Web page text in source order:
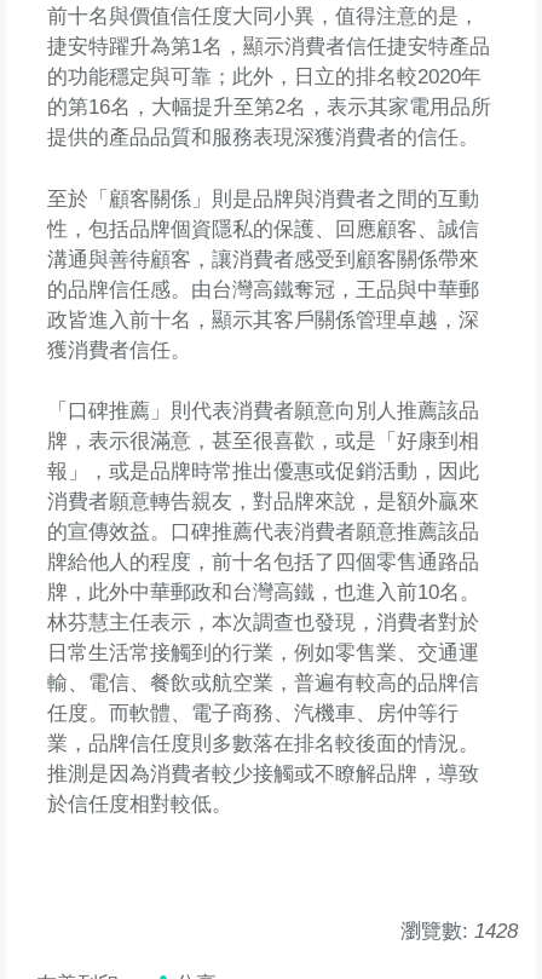
前十名與價值信任度大同小異，值得注意的是，
捷安特躍升為第1名，顯示消費者信任捷安特產品
的功能穩定與可靠；此外，日立的排名較2020年
的第16名，大幅提升至第2名，表示其家電用品所
提供的產品品質和服務表現深獲消費者的信任。
至於「顧客關係」則是品牌與消費者之間的互動
性，包括品牌個資隱私的保護、回應顧客、誠信
溝通與善待顧客，讓消費者感受到顧客關係帶來
的品牌信任感。由台灣高鐵奪冠，王品與中華郵
政皆進入前十名，顯示其客戶關係管理卓越，深
獲消費者信任。
「口碑推薦」則代表消費者願意向別人推薦該品
牌，表示很滿意，甚至很喜歡，或是「好康到相
報」，或是品牌時常推出優惠或促銷活動，因此
消費者願意轉告親友，對品牌來說，是額外贏來
的宣傳效益。口碑推薦代表消費者願意推薦該品
牌給他人的程度，前十名包括了四個零售通路品
牌，此外中華郵政和台灣高鐵，也進入前10名。
林芬慧主任表示，本次調查也發現，消費者對於
日常生活常接觸到的行業，例如零售業、交通運
輸、電信、餐飲或航空業，普遍有較高的品牌信
任度。而軟體、電子商務、汽機車、房仲等行
業，品牌信任度則多數落在排名較後面的情況。
推測是因為消費者較少接觸或不瞭解品牌，導致
於信任度相對較低。
瀏覽數: 1428